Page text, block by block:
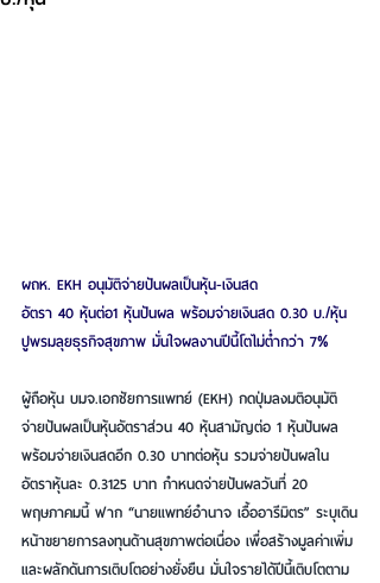
ผถห. EKH อนุมัติจ่ายปันผลเป็นหุ้น-เงินสด
อัตรา 40 หุ้นต่อ1 หุ้นปันผล พร้อมจ่ายเงินสด 0.30 บ./หุ้น
ปูพรมลุยธุรกิจสุขภาพ มั่นใจผลงานปีนี้โตไม่ต่ำกว่า 7%
ผู้ถือหุ้น บมจ.เอกชัยการแพทย์ (EKH) กดปุ่มลงมติอนุมัติ
จ่ายปันผลเป็นหุ้นอัตราส่วน 40 หุ้นสามัญต่อ 1 หุ้นปันผล
พร้อมจ่ายเงินสดอีก 0.30 บาทต่อหุ้น รวมจ่ายปันผลใน
อัตราหุ้นละ 0.3125 บาท กำหนดจ่ายปันผลวันที่ 20
พฤษภาคมนี้ ฟาก “นายแพทย์อำนาจ เอื้ออารีมิตร” ระบุเดิน
หน้าขยายการลงทุนด้านสุขภาพต่อเนื่อง เพื่อสร้างมูลค่าเพิ่ม
และผลักดันการเติบโตอย่างยั่งยืน มั่นใจรายได้ปีนี้เติบโตตาม